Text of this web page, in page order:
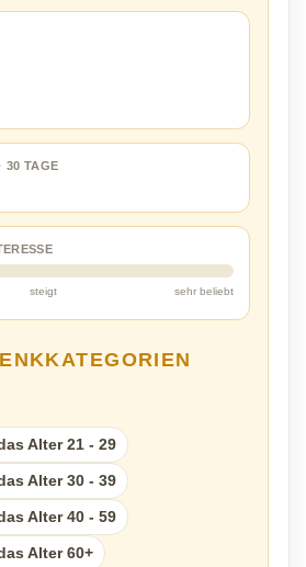
30 TAGE
steigt sehr beliebt
Alter 21 - 29
Alter 30 - 39
Alter 40 - 59
Alter 60+